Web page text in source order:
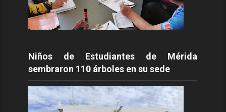
Niños de Estudiantes de Mérida
sembraron 110 árboles en su sede